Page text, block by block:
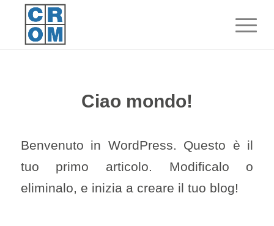
Ciao mondo!
Benvenuto in WordPress. Questo è il
tuo primo articolo. Modificalo o
eliminalo, e inizia a creare il tuo blog!